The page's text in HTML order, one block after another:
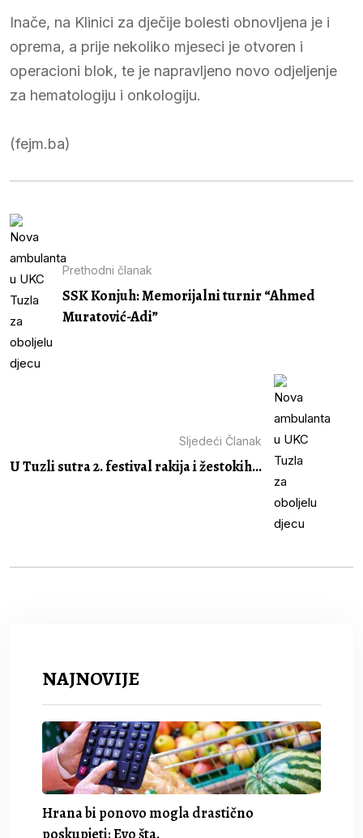
Inače, na Klinici za dječije bolesti obnovljena je i
oprema, a prije nekoliko mjeseci je otvoren i
operacioni blok, te je napravljeno novo odjeljenje
za hematologiju i onkologiju.
(fejm.ba)
Prethodni članak
SSK Konjuh: Memorijalni turnir “Ahmed
Muratović-Adi”
Sljedeći Članak
U Tuzli sutra 2. festival rakija i žestokih...
NAJNOVIJE
Hrana bi ponovo mogla drastično
poskupjeti: Evo šta.